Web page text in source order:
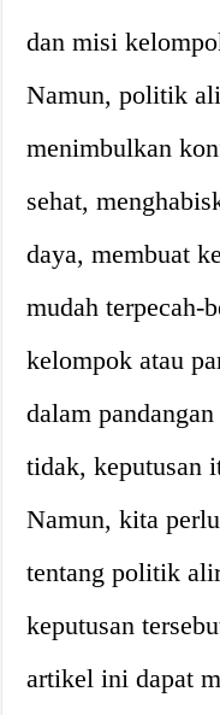
dan misi
Namun, politik
menimbulkan
sehat,
daya, membuat
mudah terpecah-
kelompok atau
dalam
tidak, keputusan
Namun, kita
tentang politik
keputusan
artikel ini dapat